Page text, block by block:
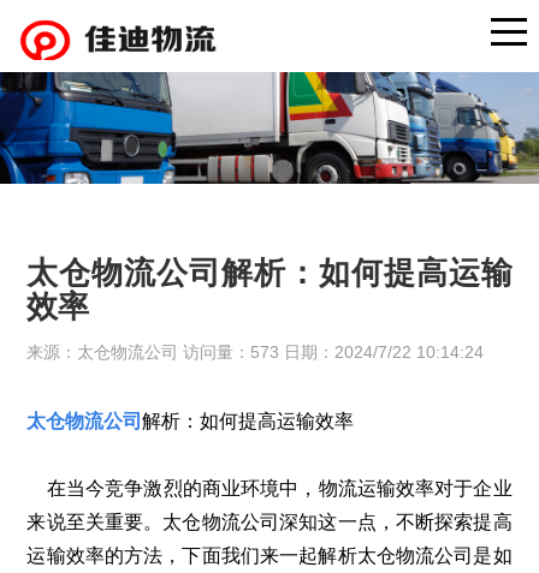
太仓物流公司解析：如何提高运输
效率
来源：太仓物流公司 访问量：573 日期：2024/7/22 10:14:24
太仓物流公司解析：如何提高运输效率
在当今竞争激烈的商业环境中，物流运输效率对于企业
来说至关重要。太仓物流公司深知这一点，不断探索提高
运输效率的方法，下面我们来一起解析太仓物流公司是如